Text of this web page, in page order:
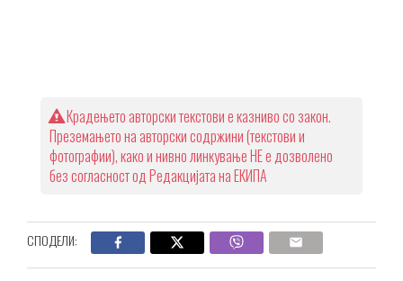
Крадењето авторски текстови е казниво со закон.
Преземањето на авторски содржини (текстови и
фотографии), како и нивно линкување НЕ е дозволено
без согласност од Редакцијата на ЕКИПА
СПОДЕЛИ: